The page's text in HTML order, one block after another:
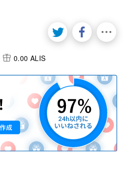
0.00 ALIS